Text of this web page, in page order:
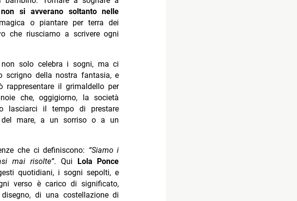
si avverano soltanto nelle
o piantare per terra dei
che riusciamo a scrivere ogni
solo celebra i sogni, ma ci
scrigno della nostra fantasia, e
rappresentare il grimaldello per
che, oggigiorno, la società
lasciarci il tempo di prestare
del mare, a un sorriso o a un
che ci definiscono: “Siamo i
mai risolte”. Qui
Lola Ponce
quotidiani, i sogni sepolti, e
verso è carico di significato,
di una costellazione di